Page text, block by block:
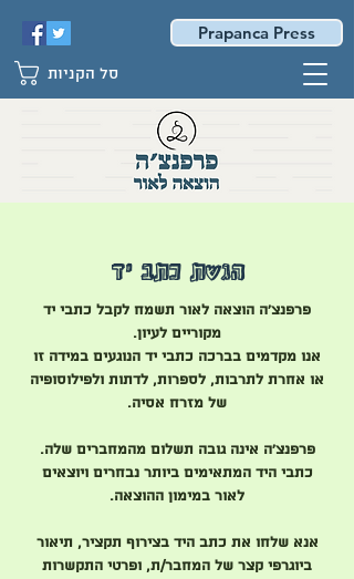
סל הקניות
Prapanca Press
הגשת כתב יד
פרפנצ'ה הוצאה לאור תשמח לקבל כתבי יד
מקוריים לעיון.
אנו מקדמים בברכה כתבי יד הנוגעים במידה זו
או אחרת לתרבות, לספרות, לדתות ולפילוסופיה
של מזרח אסיה.
פרפנצ'ה אינה גובה תשלום מהמחברים שלה.
כתבי היד המתאימים ביותר נבחרים ויוצאים
לאור במימון ההוצאה.
אנא שלחו את כתב היד בצירוף תקציר, תיאור
ביוגרפי קצר של המחבר/ת, ופרטי התקשרות